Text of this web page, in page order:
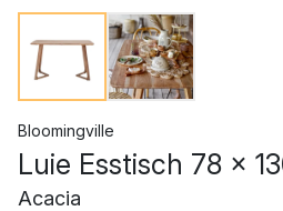
Bloomingville
Luie Esstisch 78 x
Acacia